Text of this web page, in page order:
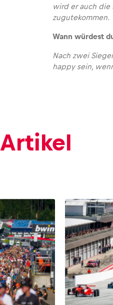
wird er auch die
zugutekommen.
Wann würdest
Nach zwei
happy sein,